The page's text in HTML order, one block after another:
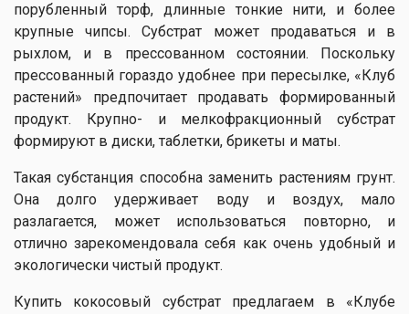
порубленный торф, длинные тонкие нити, и более
крупные чипсы. Субстрат может продаваться и в
рыхлом, и в прессованном состоянии. Поскольку
прессованный гораздо удобнее при пересылке, «Клуб
растений» предпочитает продавать формированный
продукт. Крупно- и мелкофракционный субстрат
формируют в диски, таблетки, брикеты и маты.
Такая субстанция способна заменить растениям грунт.
Она долго удерживает воду и воздух, мало
разлагается, может использоваться повторно, и
отлично зарекомендовала себя как очень удобный и
экологически чистый продукт.
Купить кокосовый субстрат предлагаем в «Клубе